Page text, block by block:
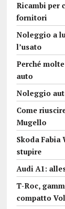
Ricambi per
fornitori
Noleggio a
l’usato
Perché
auto
Noleggio
Come
Mugello
Skoda Fabia
stupire
Audi A1:
T-Roc,
compatto